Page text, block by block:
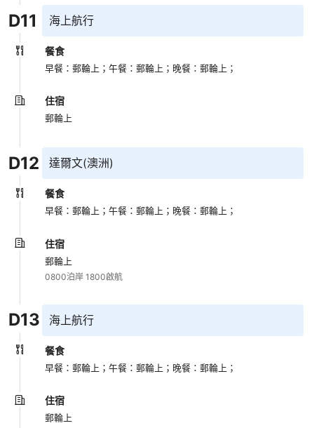
D11 海上航行
餐食
早餐：郵輪上；午餐：郵輪上； 晚餐：郵輪上；
住宿
郵輪上
D12 達爾文(澳洲)
餐食
早餐：郵輪上；午餐：郵輪上； 晚餐：郵輪上；
住宿
郵輪上
0800泊岸 1800啟航
D13 海上航行
餐食
早餐：郵輪上；午餐：郵輪上； 晚餐：郵輪上；
住宿
郵輪上